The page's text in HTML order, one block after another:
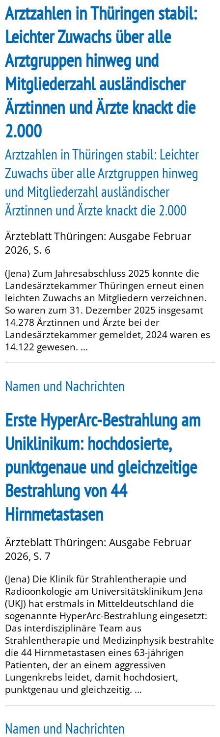
Arztzahlen in Thüringen stabil:
Leichter Zuwachs über alle
Arztgruppen hinweg und
Mitgliederzahl ausländischer
Ärztinnen und Ärzte knackt die
2.000
Arztzahlen in Thüringen stabil: Leichter
Zuwachs über alle Arztgruppen hinweg
und Mitgliederzahl ausländischer
Ärztinnen und Ärzte knackt die 2.000
Ärzteblatt Thüringen: Ausgabe Februar
2026, S. 6
(Jena) Zum Jahresabschluss 2025 konnte die
Landesärztekammer Thüringen erneut einen
leichten Zuwachs an Mitgliedern verzeichnen.
So waren zum 31. Dezember 2025 insgesamt
14.278 Ärztinnen und Ärzte bei der
Landesärztekammer gemeldet, 2024 waren es
14.122 gewesen. ...
Namen und Nachrichten
Erste HyperArc-Bestrahlung am
Uniklinikum: hochdosierte,
punktgenaue und gleichzeitige
Bestrahlung von 44
Hirnmetastasen
Ärzteblatt Thüringen: Ausgabe Februar
2026, S. 7
(Jena) Die Klinik für Strahlentherapie und
Radioonkologie am Universitätsklinikum Jena
(UKJ) hat erstmals in Mitteldeutschland die
sogenannte HyperArc-Bestrahlung eingesetzt:
Das interdisziplinäre Team aus
Strahlentherapie und Medizinphysik bestrahlte
die 44 Hirnmetastasen eines 63-jährigen
Patienten, der an einem aggressiven
Lungenkrebs leidet, damit hochdosiert,
punktgenau und gleichzeitig. ...
Namen und Nachrichten